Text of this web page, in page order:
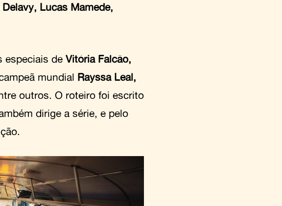
Delavy, Lucas Mamede,
especiais de Vitória Falcão,
mundial Rayssa Leal,
outros. O roteiro foi escrito
dirige a série, e pelo